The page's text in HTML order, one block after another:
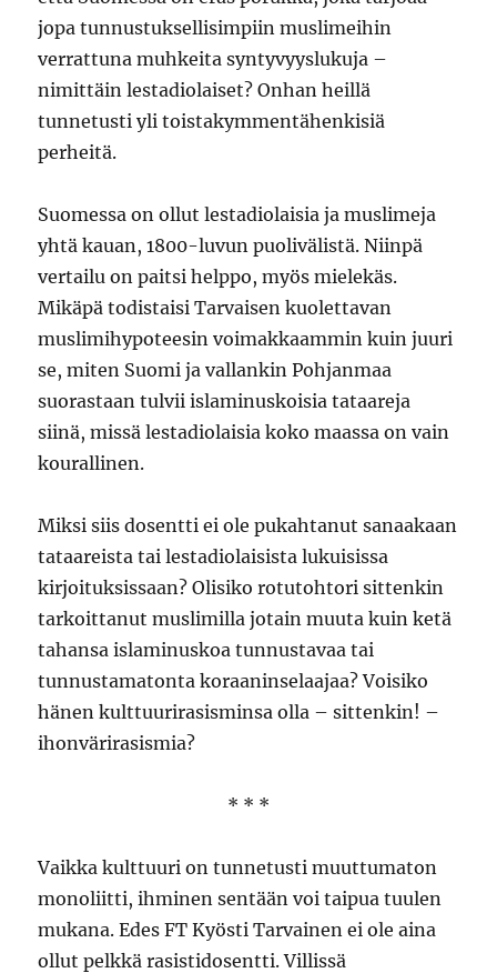
jopa tunnustuksellisimpiin muslimeihin
verrattuna muhkeita syntyvyyslukuja –
nimittäin lestadiolaiset? Onhan heillä
tunnetusti yli toistakymmentähenkisiä
perheitä.
Suomessa on ollut lestadiolaisia ja muslimeja
yhtä kauan, 1800-luvun puolivälistä. Niinpä
vertailu on paitsi helppo, myös mielekäs.
Mikäpä todistaisi Tarvaisen kuolettavan
muslimihypoteesin voimakkaammin kuin juuri
se, miten Suomi ja vallankin Pohjanmaa
suorastaan tulvii islaminuskoisia tataareja
siinä, missä lestadiolaisia koko maassa on vain
kourallinen.
Miksi siis dosentti ei ole pukahtanut sanaakaan
tataareista tai lestadiolaisista lukuisissa
kirjoituksissaan? Olisiko rotutohtori sittenkin
tarkoittanut muslimilla jotain muuta kuin ketä
tahansa islaminuskoa tunnustavaa tai
tunnustamatonta koraaninselaajaa? Voisiko
hänen kulttuurirasisminsa olla – sittenkin! –
ihonvärirasismia?
* * *
Vaikka kulttuuri on tunnetusti muuttumaton
monoliitti, ihminen sentään voi taipua tuulen
mukana. Edes FT Kyösti Tarvainen ei ole aina
ollut pelkkä rasistidosentti. Villissä